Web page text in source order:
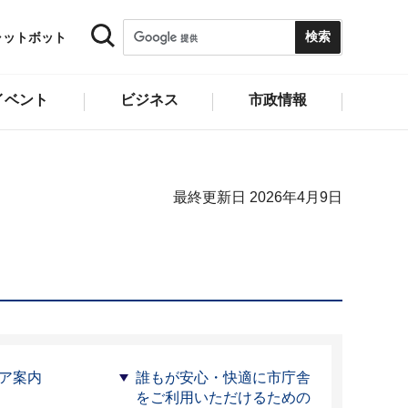
トボット
ント ビジネス 市政情報
最終更新日 2026年4月9日
案内
誰もが安心・快適に市庁舎
をご利用いただけるための